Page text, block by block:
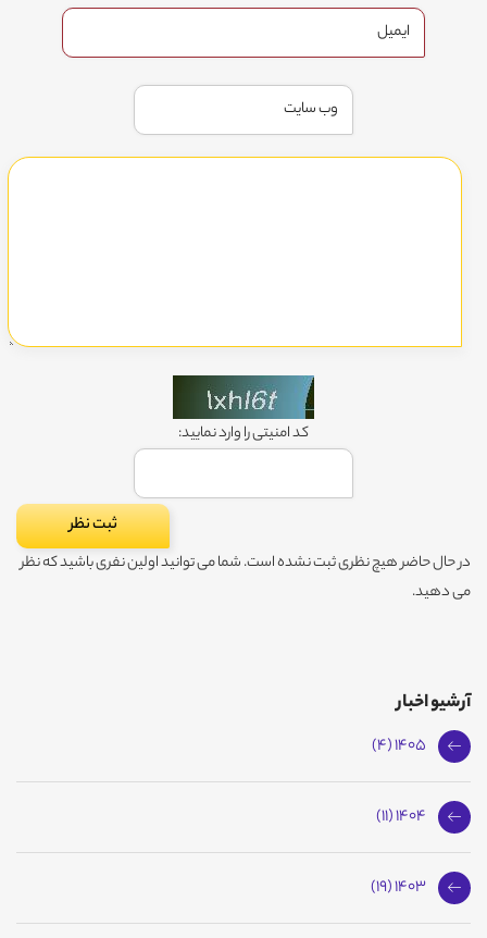
کد امنیتی را وارد نمایید:
در حال حاضر هیچ نظری ثبت نشده است. شما می توانید اولین نفری باشید که نظر
می دهید.
آرشیو اخبار
1405 (4)
1404 (11)
1403 (19)